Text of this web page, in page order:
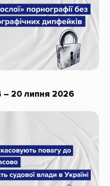
– 20 липня 2026